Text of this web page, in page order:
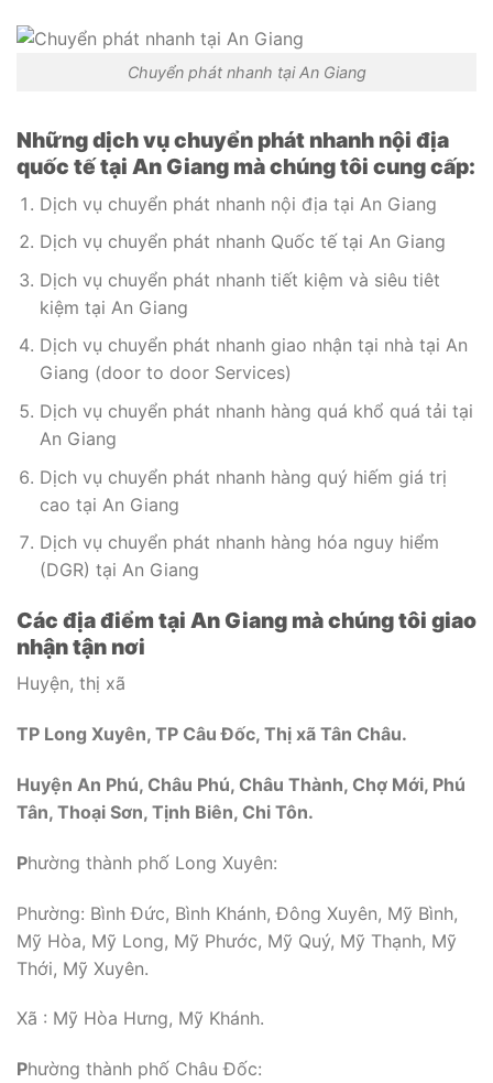
Chuyển phát nhanh tại An Giang
Những dịch vụ chuyển phát nhanh nội địa
quốc tế tại An Giang mà chúng tôi cung cấp:
Dịch vụ chuyển phát nhanh nội địa tại An Giang
Dịch vụ chuyển phát nhanh Quốc tế tại An Giang
Dịch vụ chuyển phát nhanh tiết kiệm và siêu tiêt
kiệm tại An Giang
Dịch vụ chuyển phát nhanh giao nhận tại nhà tại An
Giang (door to door Services)
Dịch vụ chuyển phát nhanh hàng quá khổ quá tải tại
An Giang
Dịch vụ chuyển phát nhanh hàng quý hiếm giá trị
cao tại An Giang
Dịch vụ chuyển phát nhanh hàng hóa nguy hiểm
(DGR) tại An Giang
Các địa điểm tại An Giang mà chúng tôi giao
nhận tận nơi
Huyện, thị xã
TP Long Xuyên, TP Câu Đốc, Thị xã Tân Châu.
Huyện An Phú, Châu Phú, Châu Thành, Chợ Mới, Phú
Tân, Thoại Sơn, Tịnh Biên, Chi Tôn.
Phường thành phố Long Xuyên:
Phường: Bình Đức, Bình Khánh, Đông Xuyên, Mỹ Bình,
Mỹ Hòa, Mỹ Long, Mỹ Phước, Mỹ Quý, Mỹ Thạnh, Mỹ
Thới, Mỹ Xuyên.
Xã : Mỹ Hòa Hưng, Mỹ Khánh.
Phường thành phố Châu Đốc: